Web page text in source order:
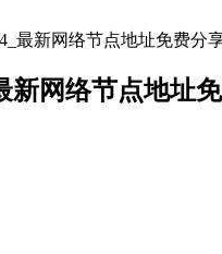
最新网络节点地址免费
新网络节点地